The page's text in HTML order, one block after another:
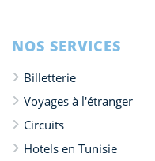
NOS SERVICES
Billetterie
Voyages à l'étranger
Circuits
Hotels en Tunisie